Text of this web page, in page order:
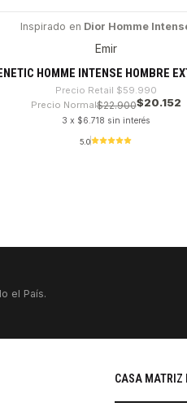
Inspirado en Dior Homme
Emir
HOMME INTENSE HOMBRE
Precio Retail $59.990
Precio Normal$22.900$20.152
3 x $6.718 sin interés
5.0
el País.
CASA MATRIZ